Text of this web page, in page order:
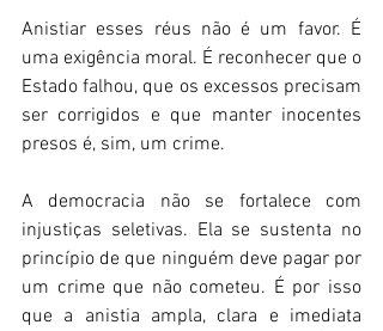
Anistiar esses réus não é um favor. É
uma exigência moral. É reconhecer que o
Estado falhou, que os excessos precisam
ser corrigidos e que manter inocentes
presos é, sim, um crime.
A democracia não se fortalece com
injustiças seletivas. Ela se sustenta no
princípio de que ninguém deve pagar por
um crime que não cometeu. É por isso
que a anistia ampla, clara e imediata